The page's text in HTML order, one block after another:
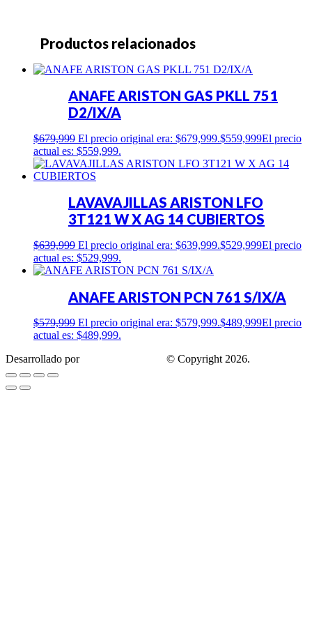
Productos relacionados
ANAFE ARISTON GAS PKLL 751
D2/IX/A
$679,999 El precio original era: $679,999.$559,999El precio
actual es: $559,999.
LAVAVAJILLAS ARISTON LFO
3T121 W X AG 14 CUBIERTOS
$639,999 El precio original era: $639,999.$529,999El precio
actual es: $529,999.
ANAFE ARISTON PCN 761 S/IX/A
$579,999 El precio original era: $579,999.$489,999El precio
actual es: $489,999.
Desarrollado por
© Copyright 2026.